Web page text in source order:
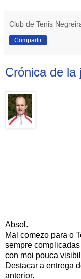
Club de Tenis
Compartir
Crónica de la
Absol.
Mal comezo para o
sempre
con moi pouca
Destacar a entrega
anterior.